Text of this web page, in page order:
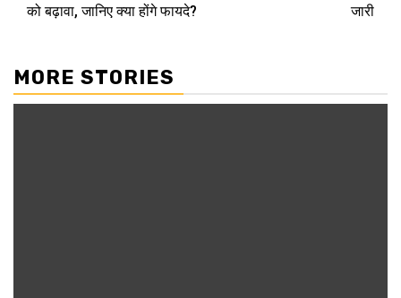
को बढ़ावा, जानिए क्या होंगे फायदे?
जारी
MORE STORIES